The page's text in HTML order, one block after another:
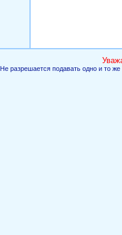
Не разрешается подавать одно и то